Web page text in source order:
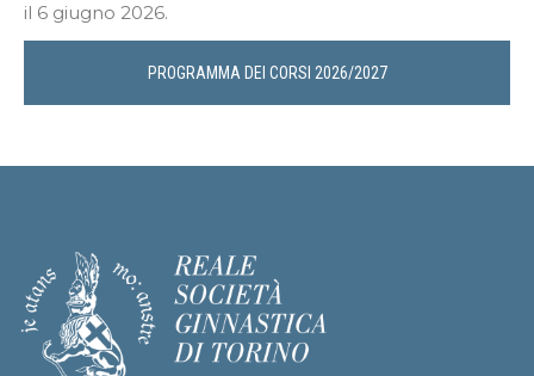
il 6 giugno 2026.
PROGRAMMA DEI CORSI 2026/2027